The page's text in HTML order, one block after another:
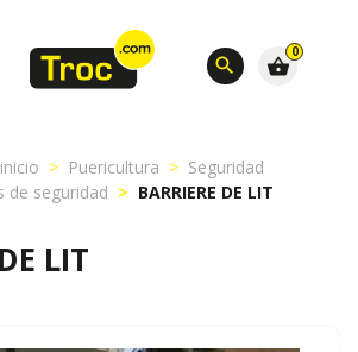
search
0
shopping_basket
Puericultura
Seguridad
de seguridad
BARRIERE DE LIT
LIT